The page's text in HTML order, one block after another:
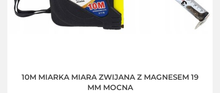
10M MIARKA MIARA ZWIJANA Z MAGNESEM 19
MM MOCNA